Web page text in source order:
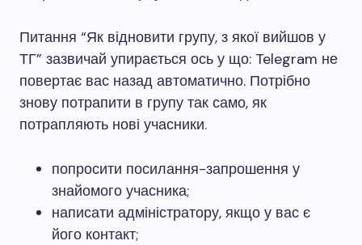
Питання “Як відновити групу, з якої вийшов у
ТГ” зазвичай упирається ось у що: Telegram не
повертає вас назад автоматично. Потрібно
знову потрапити в групу так само, як
потрапляють нові учасники.
попросити посилання-запрошення у
знайомого учасника;
написати адміністратору, якщо у вас є
його контакт;